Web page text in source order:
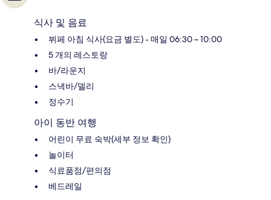
식사 및 음료
뷔페 아침 식사(요금 별도) - 매일 06:30 ~ 10:00
5 개의 레스토랑
바/라운지
스낵바/델리
정수기
아이 동반 여행
어린이 무료 숙박(세부 정보 확인)
놀이터
식료품점/편의점
베드레일